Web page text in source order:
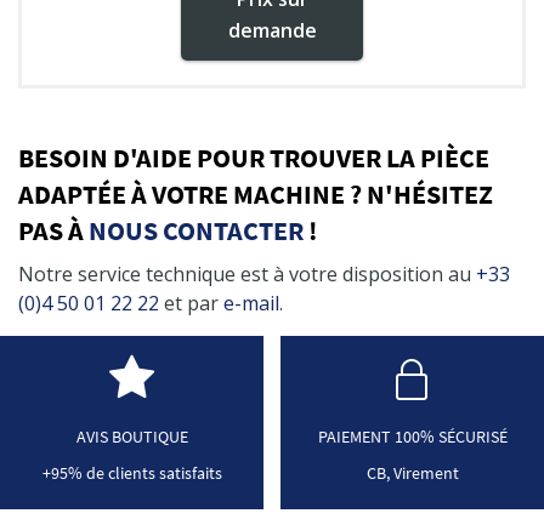
demande
BESOIN D'AIDE POUR TROUVER LA PIÈCE
ADAPTÉE À VOTRE MACHINE ? N'HÉSITEZ
PAS ÀNOUS CONTACTER!
Notre service technique est à votre disposition au +33
(0)4 50 01 22 22 et pare-mail.
AVIS BOUTIQUE
+95% de clients satisfaits
PAIEMENT 100% SÉCURISÉ
CB, Virement